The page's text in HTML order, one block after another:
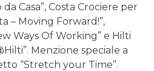
Casa”, Costa Crociere per
– Moving Forward!”,
Ways Of Working” e Hilti
Menzione speciale a
“Stretch your Time”.